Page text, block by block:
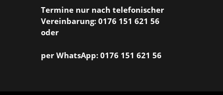
Termine nur nach telefonischer
Vereinbarung: 0176 151 621 56
oder
per WhatsApp: 0176 151 621 56